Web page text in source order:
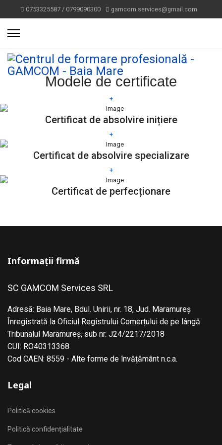
0753325587 / 0799090300 gamcom.services@gmail.com
Modele de certificate
+
Certificat de absolvire inițiere
+
Certificat de absolvire specializare
+
Certificat de perfecționare
Informații firmă
SC GAMCOM Services SRL
Adresă: Baia Mare, Bdul. Unirii, nr. 18, Jud. Maramureş
Înregistrată la Oficiul Registrului Comerțului de pe lângă
Tribunalul Maramureş, sub nr. J24/2217/2018
CUI: RO40313368
Cod CAEN: 8559 - Alte forme de învățământ n.c.a.
Legal
Politică cookies
Politică confidențialitate